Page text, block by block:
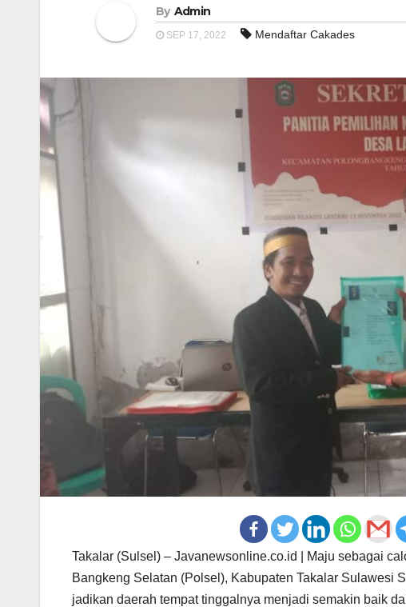
By Admin
SEP 17, 2022 Mendaftar Cakades
Takalar (Sulsel) – Javanewsonline.co.id | Maju sebagai
Bangkeng Selatan (Polsel), Kabupaten Takalar Sulawesi
jadikan daerah tempat tinggalnya menjadi semakin baik